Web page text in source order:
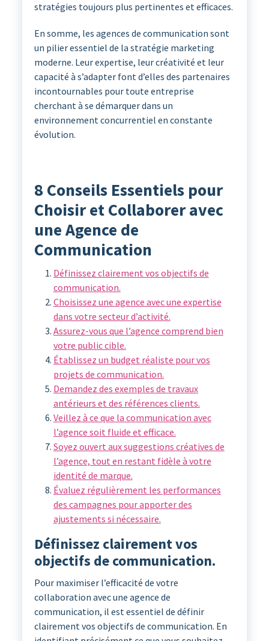
stratégies toujours plus pertinentes et efficaces.
En somme, les agences de communication sont
un pilier essentiel de la stratégie marketing
moderne. Leur expertise, leur créativité et leur
capacité à s’adapter font d’elles des partenaires
incontournables pour toute entreprise
cherchant à se démarquer dans un
environnement concurrentiel en constante
évolution.
8 Conseils Essentiels pour
Choisir et Collaborer avec
une Agence de
Communication
Définissez clairement vos objectifs de
communication.
Choisissez une agence avec une expertise
dans votre secteur d’activité.
Assurez-vous que l’agence comprend bien
votre public cible.
Établissez un budget réaliste pour vos
projets de communication.
Demandez des exemples de travaux
antérieurs et des références clients.
Veillez à ce que la communication avec
l’agence soit fluide et efficace.
Soyez ouvert aux suggestions créatives de
l’agence, tout en restant fidèle à votre
identité de marque.
Évaluez régulièrement les performances
des campagnes pour apporter des
ajustements si nécessaire.
Définissez clairement vos
objectifs de communication.
Pour maximiser l’efficacité de votre
collaboration avec une agence de
communication, il est essentiel de définir
clairement vos objectifs de communication. En